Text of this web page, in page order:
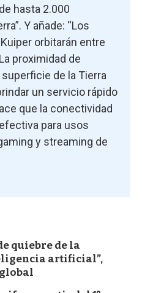
hasta 2.000
Y añade: “Los
orbitarán entre
proximidad de
de la Tierra
un servicio rápido
que la conectividad
para usos
y streaming de
quiebre de la
artificial”,